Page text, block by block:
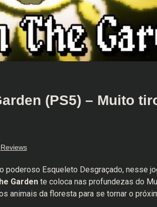
(PS5) – Muito
Reviews
Esqueleto Desgraçado, nesse
Gardente coloca nas profundezas do
animais da floresta para se tornar o